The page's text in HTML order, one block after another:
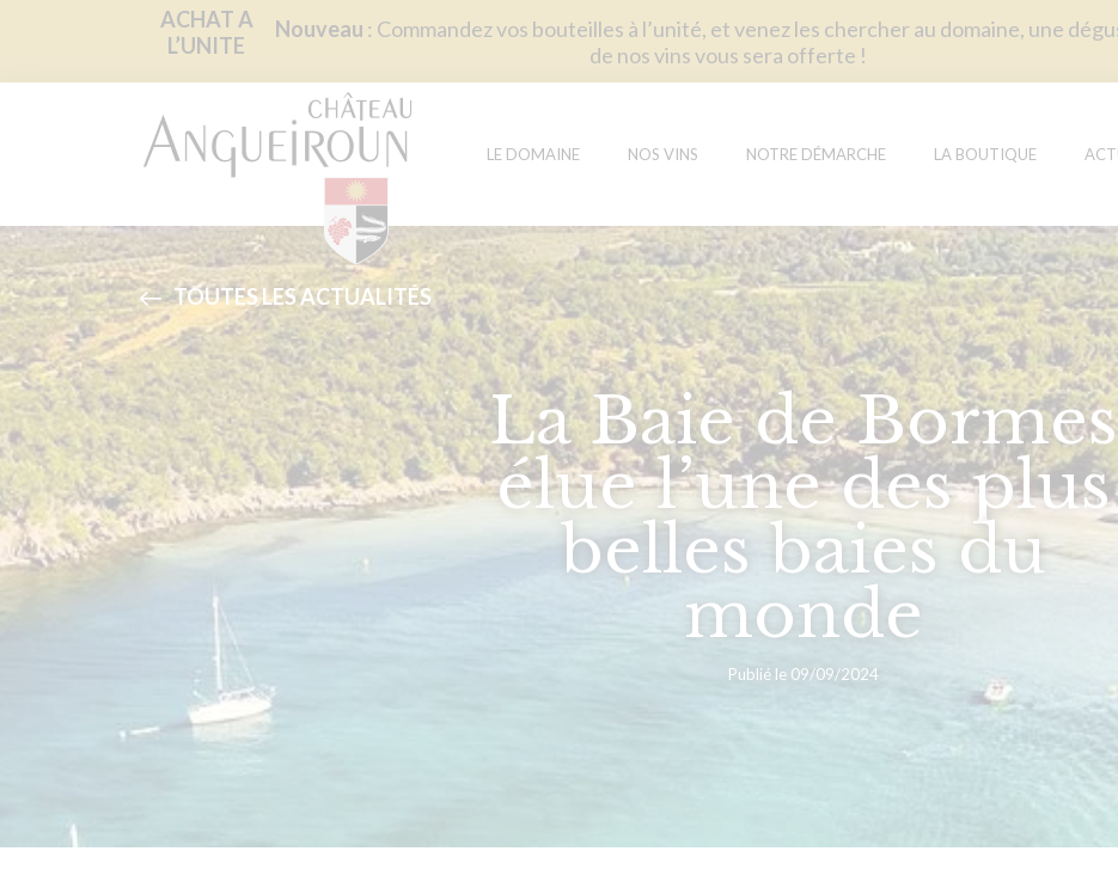
Panneau de gestion des cookies
ACHAT A
L’UNITE
Nouveau : Commandez vos bouteilles à l’unité, et venez les chercher au domaine, une
de nos vins vous sera offerte !
LE DOMAINE NOS VINS NOTRE DÉMARCHE LA BOUTIQUE
TOUTES LES ACTUALITÉS
La Baie de Bormes
élue l’une des plus
belles baies du
monde
Publié le 09/09/2024